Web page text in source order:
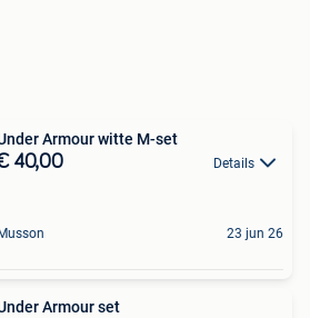
Armour witte M-set
40,00 Details
23 jun 26
Armour set